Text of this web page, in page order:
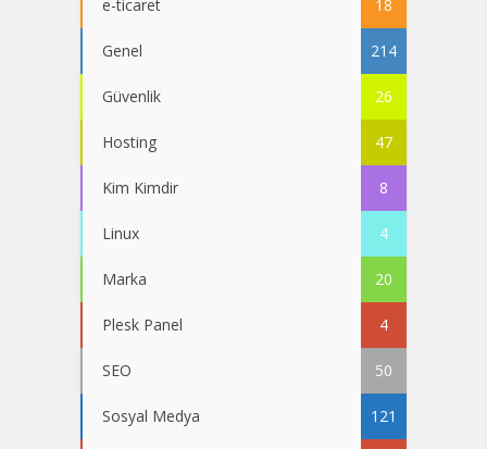
e-ticaret 18
Genel 214
Güvenlik 26
Hosting 47
Kim Kimdir 8
Linux 4
Marka 20
Plesk Panel 4
SEO 50
Sosyal Medya 121